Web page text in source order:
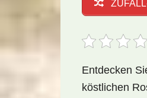
Entdecken
köstlichen